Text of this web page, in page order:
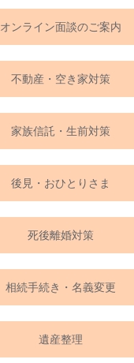
オンライン面談のご案内
不動産・空き家対策
家族信託・生前対策
後見・おひとりさま
死後離婚対策
相続手続き・名義変更
遺産整理